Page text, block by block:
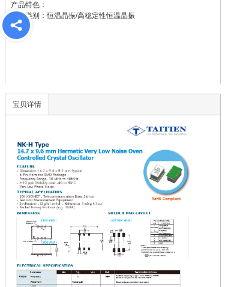
产品特色：
产品类别：恒温晶振/高稳定性恒温晶振
宝贝详情